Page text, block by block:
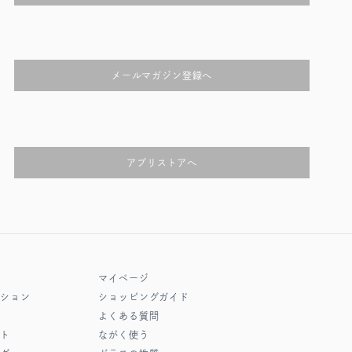
メールマガジン登録へ
アプリストアへ
ョン
マイページ
ショッピングガイド
よくある質問
ながく使う